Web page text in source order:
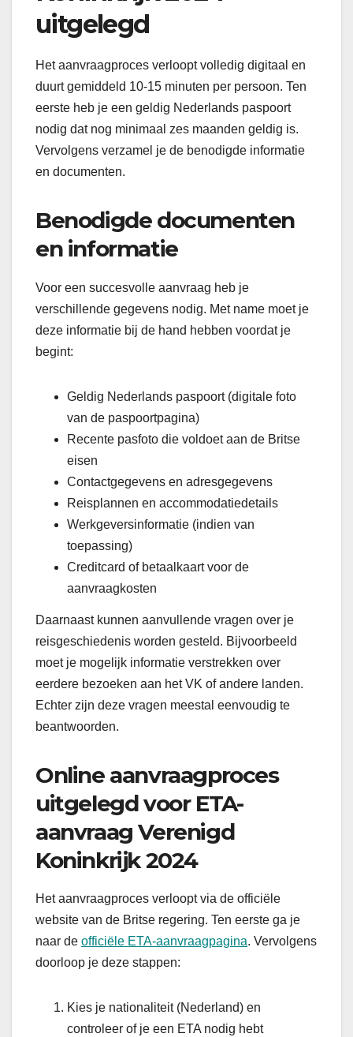
uitgelegd
Het aanvraagproces verloopt volledig digitaal en
duurt gemiddeld 10-15 minuten per persoon. Ten
eerste heb je een geldig Nederlands paspoort
nodig dat nog minimaal zes maanden geldig is.
Vervolgens verzamel je de benodigde informatie
en documenten.
Benodigde documenten
en informatie
Voor een succesvolle aanvraag heb je
verschillende gegevens nodig. Met name moet je
deze informatie bij de hand hebben voordat je
begint:
Geldig Nederlands paspoort (digitale foto
van de paspoortpagina)
Recente pasfoto die voldoet aan de Britse
eisen
Contactgegevens en adresgegevens
Reisplannen en accommodatiedetails
Werkgeversinformatie (indien van
toepassing)
Creditcard of betaalkaart voor de
aanvraagkosten
Daarnaast kunnen aanvullende vragen over je
reisgeschiedenis worden gesteld. Bijvoorbeeld
moet je mogelijk informatie verstrekken over
eerdere bezoeken aan het VK of andere landen.
Echter zijn deze vragen meestal eenvoudig te
beantwoorden.
Online aanvraagproces
uitgelegd voor ETA-
aanvraag Verenigd
Koninkrijk 2024
Het aanvraagproces verloopt via de officiële
website van de Britse regering. Ten eerste ga je
naar de officiële ETA-aanvraagpagina. Vervolgens
doorloop je deze stappen:
Kies je nationaliteit (Nederland) en
controleer of je een ETA nodig hebt